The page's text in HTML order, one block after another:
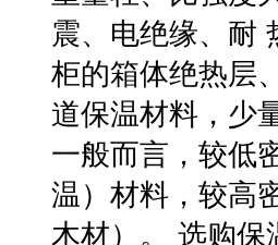
震、电绝缘、耐
柜的箱体绝热层
道保温材料，少
一般而言，较低
温）材料，较高
木材）。 选购保